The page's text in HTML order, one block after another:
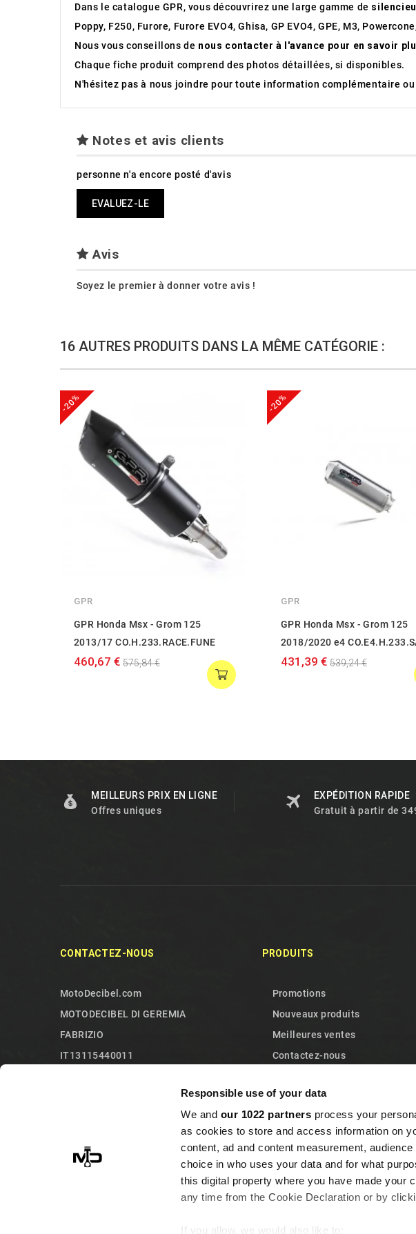
Responsible use of your data
We and our 1022 partners process your
as cookies to store and access information on
content, ad and content measurement,
choice in who uses your data and for what
this digital property where you have made your
any time from the Cookie Declaration or by
If you allow, we would also like to:
Dans le catalogue GPR, vous découvrirez une large gamme de
Poppy, F250, Furore, Furore EVO4, Ghisa, GP EVO4, GPE, M3,
Nous vous conseillons de nous contacter à l'avance pour en savoir
Chaque fiche produit comprend des photos détaillées, si disponibles.
N'hésitez pas à nous joindre pour toute information complémentaire
Notes et avis clients
personne n'a encore posté d'avis
EVALUEZ-LE
Avis
Soyez le premier à donner votre avis !
16 AUTRES PRODUITS DANS LA MÊME CATÉGORIE :
-20%
GPR
GPR Honda Msx - Grom 125
2013/17 CO.H.233.RACE.FUNE
460,67 € 575,84 €
-20%
GPR
GPR Honda Msx - Grom 125
2018/2020 e4
431,39 € 539,24 €
MEILLEURS PRIX EN LIGNE
Offres uniques
EXPÉDITION RAPIDE
Gratuit à partir de
CONTACTEZ-NOUS
MotoDecibel.com
MOTODECIBEL DI GEREMIA
FABRIZIO
IT13115440011
+393513946375 (Whatsapp)
info@motodecibel.com
PRODUITS
Promotions
Nouveaux produits
Meilleures ventes
Contactez-nous